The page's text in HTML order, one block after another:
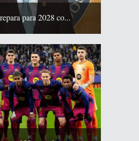
para 2028 co...